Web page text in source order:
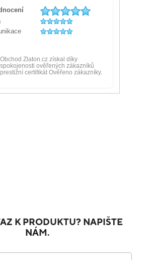
K PRODUKTU? NAPIŠTE
NÁM.